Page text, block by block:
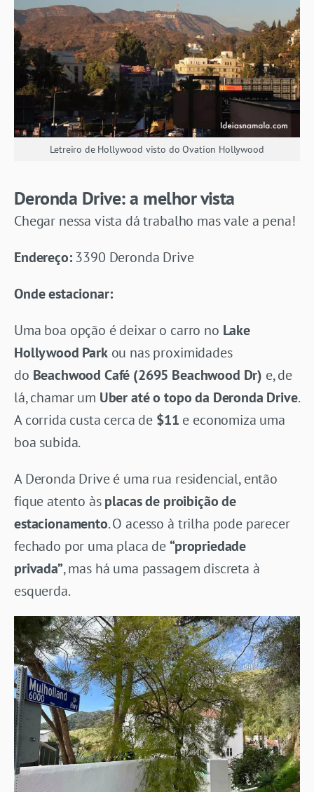
Letreiro de Hollywood visto do Ovation Hollywood
Deronda Drive: a melhor vista
Chegar nessa vista dá trabalho mas vale a pena!
Endereço:3390 Deronda Drive
Onde estacionar:
Uma boa opção é deixar o carro no Lake
Hollywood Parkou nas proximidades
do Beachwood Café (2695 Beachwood Dr) e, de
lá, chamar um Uber até o topo da Deronda Drive.
A corrida custa cerca de $11 e economiza uma
boa subida.
A Deronda Drive é uma rua residencial, então
fique atento àsplacas de proibição de
estacionamento. O acesso à trilha pode parecer
fechado por uma placa de“propriedade
privada”, mas há uma passagem discreta à
esquerda.